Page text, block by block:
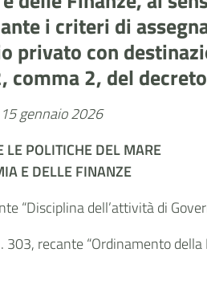
i criteri di
con
comma 2, del
gennaio 2026
LE POLITICHE DEL MARE
E DELLE FINANZE
“Disciplina dell’attività di
recante “Ordinamento